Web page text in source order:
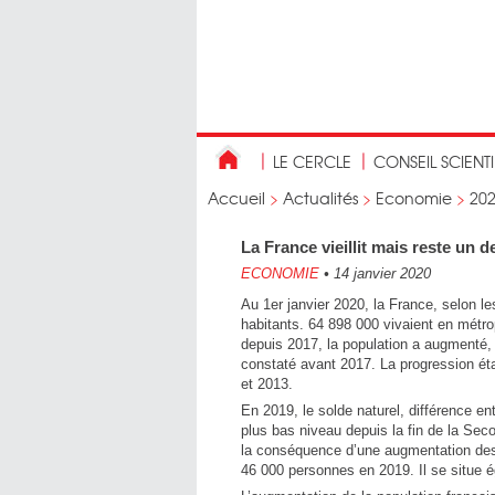
LE CERCLE
CONSEIL
Accueil > Actualités > Economie >
La France vieillit mais reste un
ECONOMIE • 14 janvier 2020
Au 1er janvier 2020, la France, selon
habitants. 64 898 000 vivaient en
depuis 2017, la population a
constaté avant 2017. La progression
et 2013.
En 2019, le solde naturel, différence
plus bas niveau depuis la fin de la
la conséquence d’une augmentation
46 000 personnes en 2019. Il se situe